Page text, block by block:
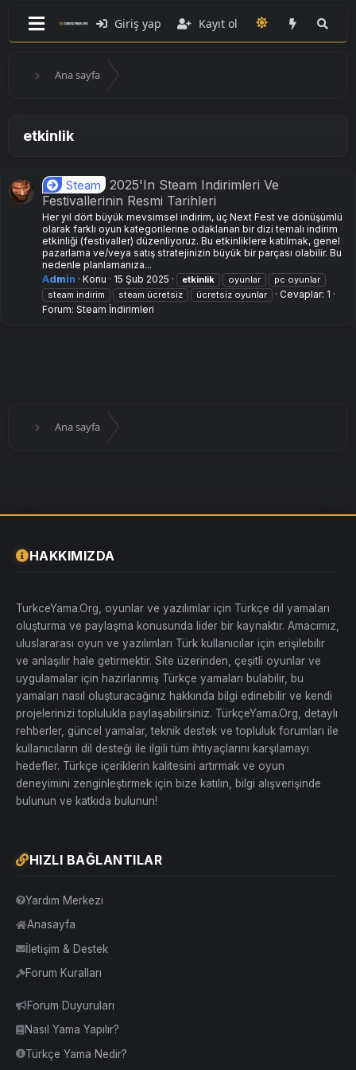
Giriş yap Kayıt ol
Ana sayfa
etkinlik
Steam
2025'In Steam Indirimleri Ve
Festivallerinin Resmi Tarihleri
Her yıl dört büyük mevsimsel indirim, üç Next Fest ve dönüşümlü
olarak farklı oyun kategorilerine odaklanan bir dizi temalı indirim
etkinliği (festivaller) düzenliyoruz. Bu etkinliklere katılmak, genel
pazarlama ve/veya satış stratejinizin büyük bir parçası olabilir. Bu
nedenle planlamanıza...
Admin
Konu 15 Şub 2025 etkinlik oyunlar
pc oyunlar
steam indirim
steam ücretsiz ücretsiz oyunlar
Cevaplar: 1
Forum: Steam İndirimleri
Ana sayfa
HAKKIMIZDA
TurkceYama.Org, oyunlar ve yazılımlar için Türkçe dil yamaları
oluşturma ve paylaşma konusunda lider bir kaynaktır. Amacımız,
uluslararası oyun ve yazılımları Türk kullanıcılar için erişilebilir
ve anlaşılır hale getirmektir. Site üzerinden, çeşitli oyunlar ve
uygulamalar için hazırlanmış Türkçe yamaları bulabilir, bu
yamaları nasıl oluşturacağınız hakkında bilgi edinebilir ve kendi
projelerinizi toplulukla paylaşabilirsiniz. TürkçeYama.Org, detaylı
rehberler, güncel yamalar, teknik destek ve topluluk forumları ile
kullanıcıların dil desteği ile ilgili tüm ihtiyaçlarını karşılamayı
hedefler. Türkçe içeriklerin kalitesini artırmak ve oyun
deneyimini zenginleştirmek için bize katılın, bilgi alışverişinde
bulunun ve katkıda bulunun!
HIZLI BAĞLANTILAR
Yardım Merkezi
Anasayfa
İletişim & Destek
Forum Kuralları
Forum Duyuruları
Nasıl Yama Yapılır?
Türkçe Yama Nedir?